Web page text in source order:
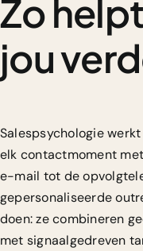
Zo
jou
Salespsychologie
elk contactmoment
e-mail tot de
gepersonaliseerde
doen: ze combineren
met signaalgedreven